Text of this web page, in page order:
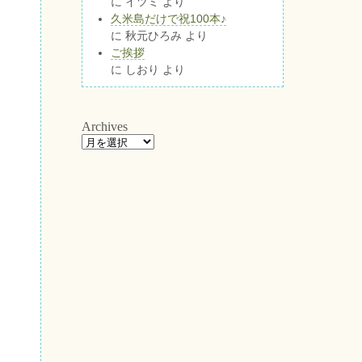
久米島だけで祝100本♪
に 秋元ひろみ より
ご挨拶
に しおり より
Archives